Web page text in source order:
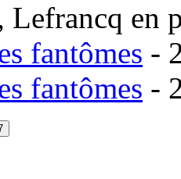
Lefrancq en
fantômes -
fantômes -